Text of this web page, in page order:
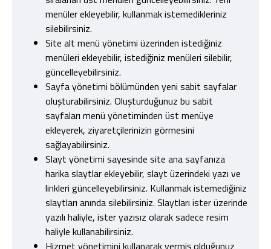
menüler ekleyebilir, kullanmak istemedikleriniz
silebilirsiniz.
Site alt menü yönetimi üzerinden istediğiniz
menüleri ekleyebilir, istediğiniz menüleri silebilir,
güncelleyebilirsiniz.
Sayfa yönetimi bölümünden yeni sabit sayfalar
oluşturabilirsiniz. Oluşturduğunuz bu sabit
sayfaları menü yönetiminden üst menüye
ekleyerek, ziyaretçilerinizin görmesini
sağlayabilirsiniz.
Slayt yönetimi sayesinde site ana sayfanıza
harika slaytlar ekleyebilir, slayt üzerindeki yazı ve
linkleri güncelleyebilirsiniz. Kullanmak istemediğiniz
slaytları anında silebilirsiniz. Slaytları ister üzerinde
yazılı haliyle, ister yazısız olarak sadece resim
haliyle kullanabilirsiniz.
Hizmet yönetimini kullanarak vermiş olduğunuz